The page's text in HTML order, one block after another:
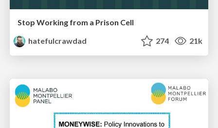
Stop Working from a Prison Cell
hatefulcrawdad
274 21k